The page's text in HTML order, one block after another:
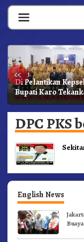
Skip
content
«
Di Pelantikan
Bupati Karo
Kepemimpinan
Profesional
Mutu Pendidikan
DPC PKS
English News
Buaya